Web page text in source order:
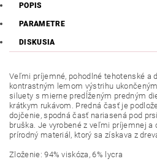
POPIS
PARAMETRE
DISKUSIA
Veľmi príjemné, pohodlné tehotenské a
kontrastným lemom výstrihu
siluety s mierne predĺženým predným
krátkym rukávom. Predná časť je
dojčenie, spodná časť nariasená pod
bruška. Je vyrobené z veľmi príjemnej a
prírodný materiál, ktorý sa získava z
Zloženie: 94% viskóza, 6% lycra